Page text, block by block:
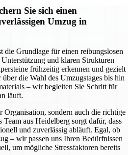
Sie sich einen
Umzug in
die Grundlage für einen reibungslosen
und klaren Strukturen
frühzeitig erkennen und gezielt
die Wahl des Umzugstages bis hin
– wir begleiten Sie Schritt für
läuft.
Organisation, sondern auch die richtige
aus Heidelberg sorgt dafür, dass
und zuverlässig abläuft. Egal, ob
– wir passen uns Ihren Bedürfnissen
um mögliche Stressfaktoren bereits